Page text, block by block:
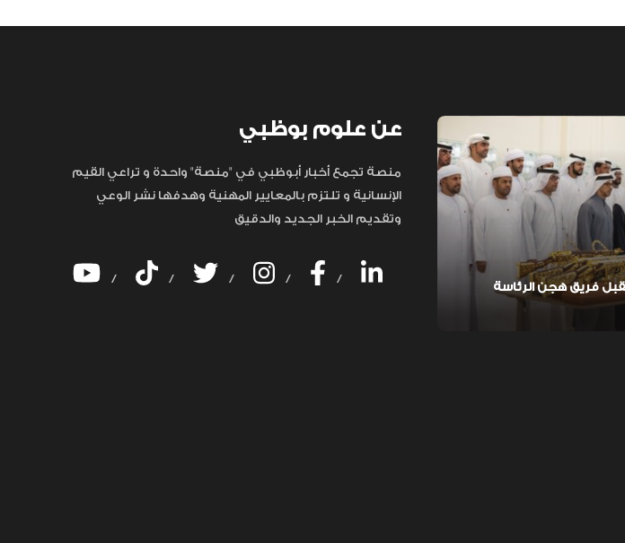
عن علوم بوظبي
منصة تجمع أخبار أبوظبي في "منصة" واحدة و تراعي القيم
الإنسانية و تلتزم بالمعايير المهنية وهدفها نشر الوعي
وتقديم الخبر الجديد والدقيق
/ / / / /